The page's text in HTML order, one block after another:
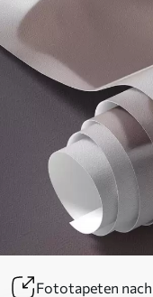
Fototapeten